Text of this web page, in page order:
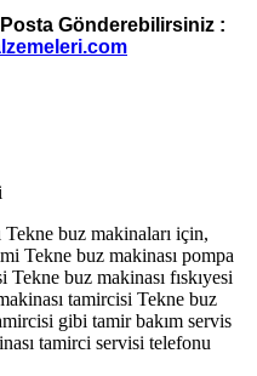
Gönderebilirsiniz :
Tekne buz makinaları için,
Tekne buz makinası pompa
buz makinası fıskıyesi
tamircisi Tekne buz
gibi tamir bakım servis
tamirci servisi telefonu